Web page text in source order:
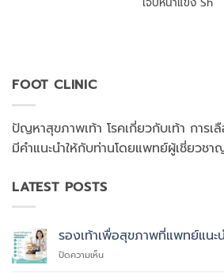
FOOT CLINIC
ปัญหาสุขภาพเท้า โรคเกี่ยวกับเท้า การเ
มีคำแนะนำให้กับท่านโดยแพทย์ผู้เชี่ยวชา
LATEST POSTS
รองเท้าเพื่อสุขภาพที่แพทย์แนะ
ปิดความเห็นบน